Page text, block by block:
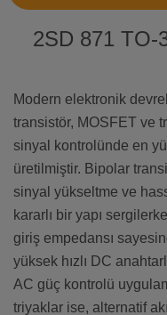
2SD 871 TO-
Modern elektronik
transistör, MOSFET ve
sinyal kontrolünde en
üretilmiştir. Bipolar
sinyal yükseltme ve
kararlı bir yapı
giriş empedansı
yüksek hızlı DC
AC güç kontrolü
triyaklar ise, alternatif